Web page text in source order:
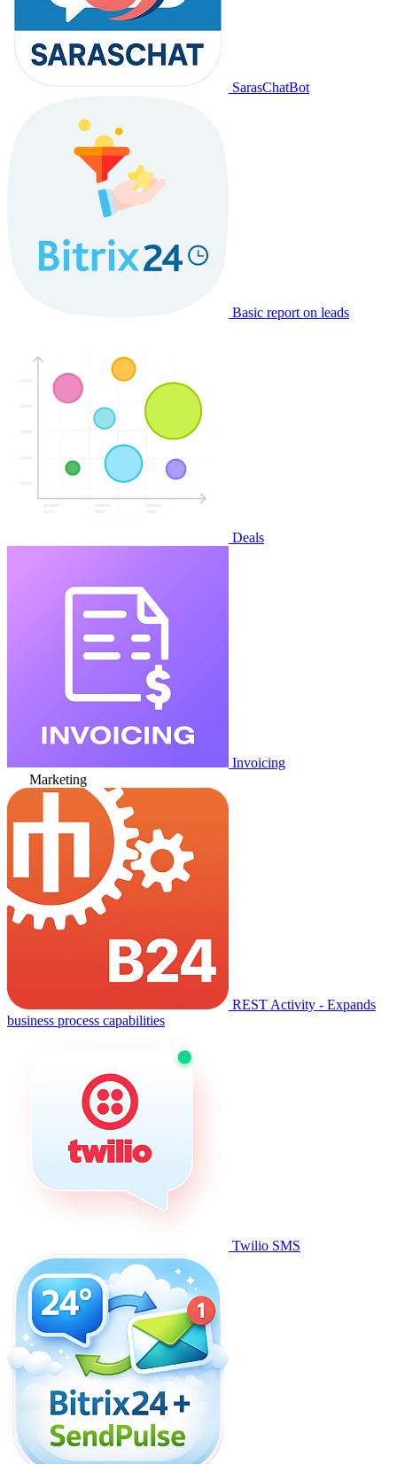
SarasChatBot
Basic report on leads
Deals
Invoicing
Marketing
REST Activity - Expands
business process capabilities
Twilio SMS